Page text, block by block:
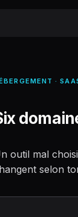
·
outil mal
selon